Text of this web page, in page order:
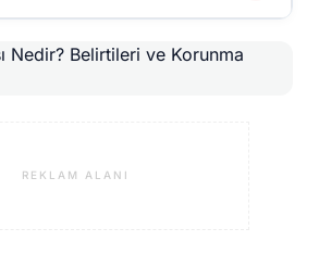
REKLAM ALANI